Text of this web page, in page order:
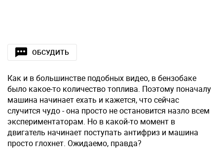
ОБСУДИТЬ
Как и в большинстве подобных видео, в бензобаке
было какое-то количество топлива. Поэтому поначалу
машина начинает ехать и кажется, что сейчас
случится чудо - она просто не остановится назло всем
экспериментаторам. Но в какой-то момент в
двигатель начинает поступать антифриз и машина
просто глохнет. Ожидаемо, правда?